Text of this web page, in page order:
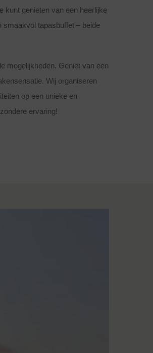
kunt genieten van een heerlijke
smaakvol tapasbuffet – beide
mogelijkheden. Geniet van een
Wij organiseren
op een unieke en
ervaring!